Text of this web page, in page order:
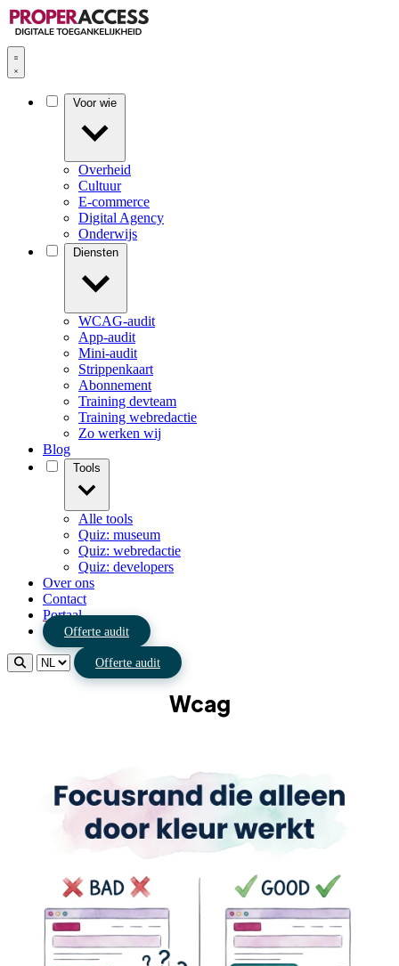
Overheid
Cultuur
E-commerce
Digital Agency
Onderwijs
WCAG-audit
App-audit
Mini-audit
Strippenkaart
Abonnement
Training devteam
Training webredactie
Zo werken wij
Blog
Alle tools
Quiz: museum
Quiz: webredactie
Quiz: developers
Over ons
Contact
Portaal
Offerte audit
Offerte audit
Wcag